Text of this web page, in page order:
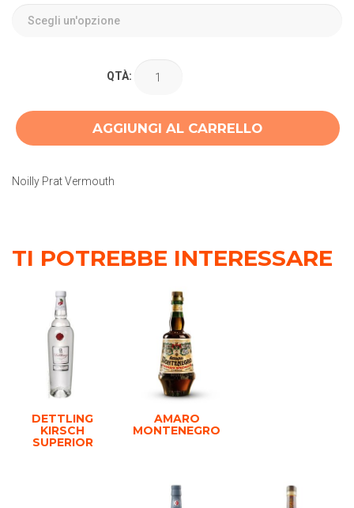
QTÀ:
AGGIUNGI AL CARRELLO
Noilly Prat Vermouth
TI POTREBBE INTERESSARE
DETTLING
KIRSCH
SUPERIOR
AMARO
MONTENEGRO